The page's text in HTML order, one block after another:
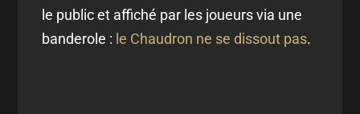
le public et affiché par les joueurs via une
banderole : le Chaudron ne se dissout pas.